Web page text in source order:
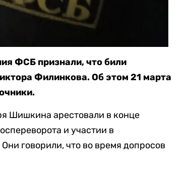
ФСБ признали, что били
Филинкова. Об этом 21 марта
Шишкина арестовали в конце
и участии в
говорили, что во время допросов